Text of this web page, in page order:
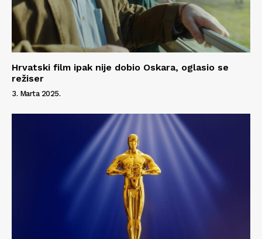
Hrvatski film ipak nije dobio Oskara, oglasio se
režiser
3. Marta 2025.